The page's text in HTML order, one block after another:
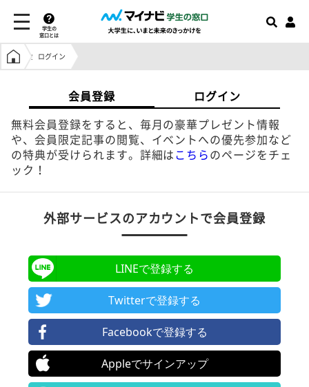
学生の
窓口とは
学生の窓口トップ
ログイン
会員登録 ログイン
無料会員登録をすると、毎月の豪華プレゼント情報
や、会員限定記事の閲覧、イベントへの優先参加など
の特典が受けられます。詳細は こちら のページをチェ
ック！
外部サービスのアカウントで会員登録
LINEで登録する
Twitterで登録する
Facebookで登録する
Appleでサインアップ